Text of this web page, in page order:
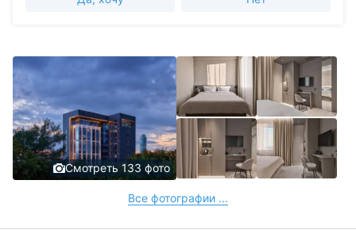
Смотреть 133 фото
Все фотографии ...